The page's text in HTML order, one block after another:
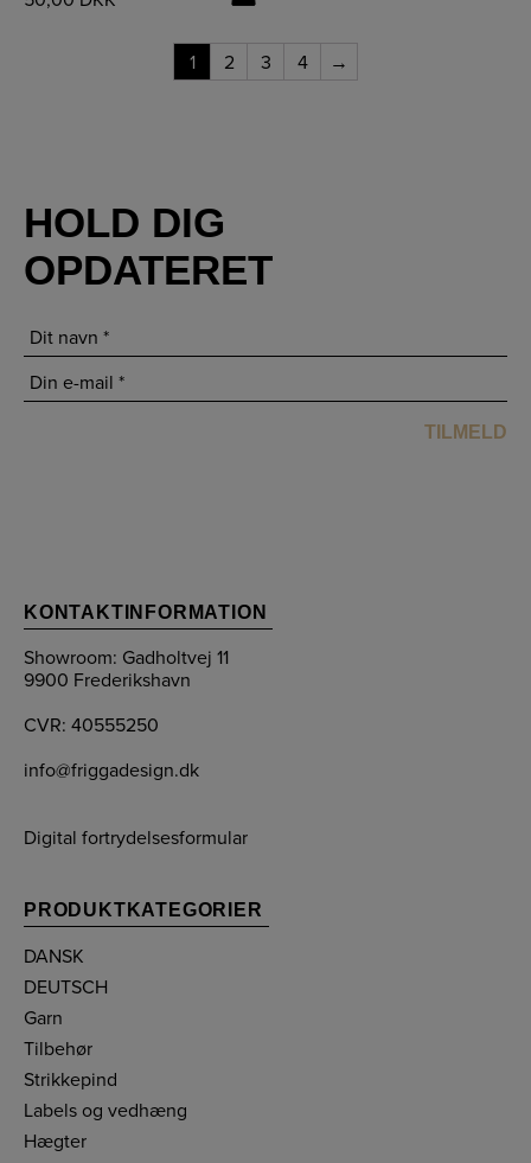
1 2 3 4 →
HOLD DIG
OPDATERET
KONTAKTINFORMATION
Showroom: Gadholtvej 11
9900 Frederikshavn
CVR: 40555250
info@friggadesign.dk
Digital fortrydelsesformular
PRODUKTKATEGORIER
DANSK
DEUTSCH
Garn
Tilbehør
Strikkepind
Labels og vedhæng
Hægter